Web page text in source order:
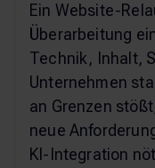
Ein Website-
Überarbeitung
Technik, Inhalt,
Unternehmen
an Grenzen
neue
KI-Integration